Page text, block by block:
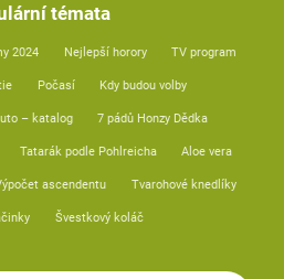
témata
2024 Nejlepší horory TV program
Počasí Kdy budou volby
– katalog 7 pádů Honzy Dědka
Tatarák podle Pohlreicha Aloe vera
ascendentu Tvarohové knedlíky
Švestkový koláč